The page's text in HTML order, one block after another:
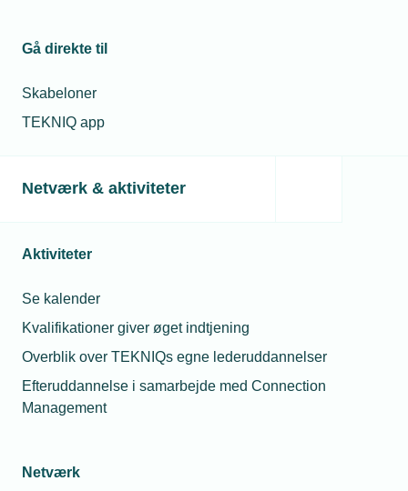
Gå direkte til
Skabeloner
TEKNIQ app
Netværk & aktiviteter
Aktiviteter
Se kalender
Kvalifikationer giver øget indtjening
Overblik over TEKNIQs egne lederuddannelser
Efteruddannelse i samarbejde med Connection
Management
Netværk